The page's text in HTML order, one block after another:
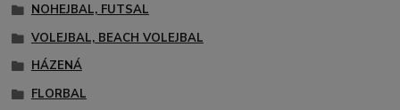
NOHEJBAL, FUTSAL
VOLEJBAL, BEACH VOLEJBAL
HÁZENÁ
FLORBAL